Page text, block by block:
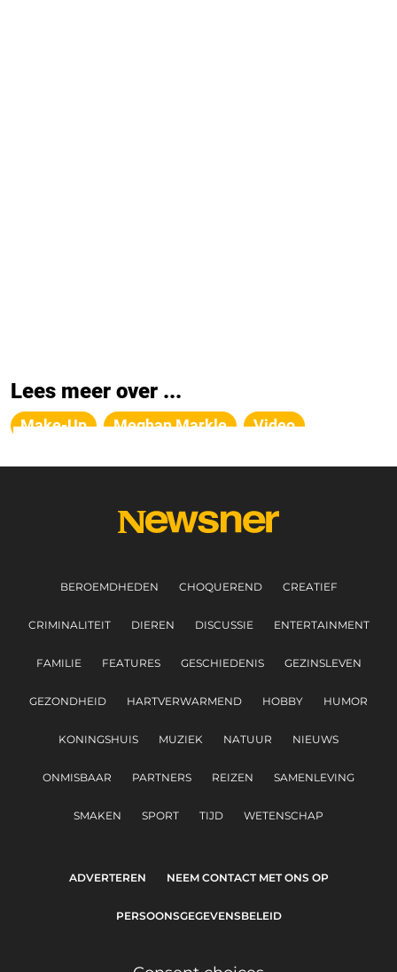
Lees meer over ...
Make-Up Meghan Markle Video
BEROEMDHEDEN CHOQUEREND CREATIEF
CRIMINALITEIT DIEREN DISCUSSIE ENTERTAINMENT
FAMILIE FEATURES GESCHIEDENIS GEZINSLEVEN
GEZONDHEID HARTVERWARMEND HOBBY HUMOR
KONINGSHUIS MUZIEK NATUUR NIEUWS
ONMISBAAR PARTNERS REIZEN SAMENLEVING
SMAKEN SPORT TIJD WETENSCHAP
ADVERTEREN NEEM CONTACT MET ONS OP
PERSOONSGEGEVENSBELEID